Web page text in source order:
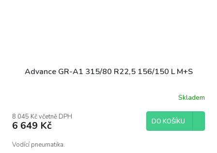
Advance GR-A1 315/80 R22,5 156/150 L M+S
Skladem
8 045 Kč včetně DPH
6 649 Kč DO KOŠÍKU
Vodící pneumatika.